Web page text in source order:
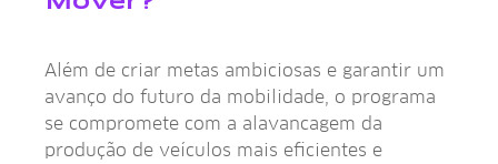
Além de criar metas ambiciosas e garantir um
avanço do futuro da mobilidade, o programa
se compromete com a alavancagem da
produção de veículos mais eficientes e